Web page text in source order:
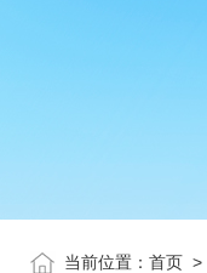
当前位置： 首页 >